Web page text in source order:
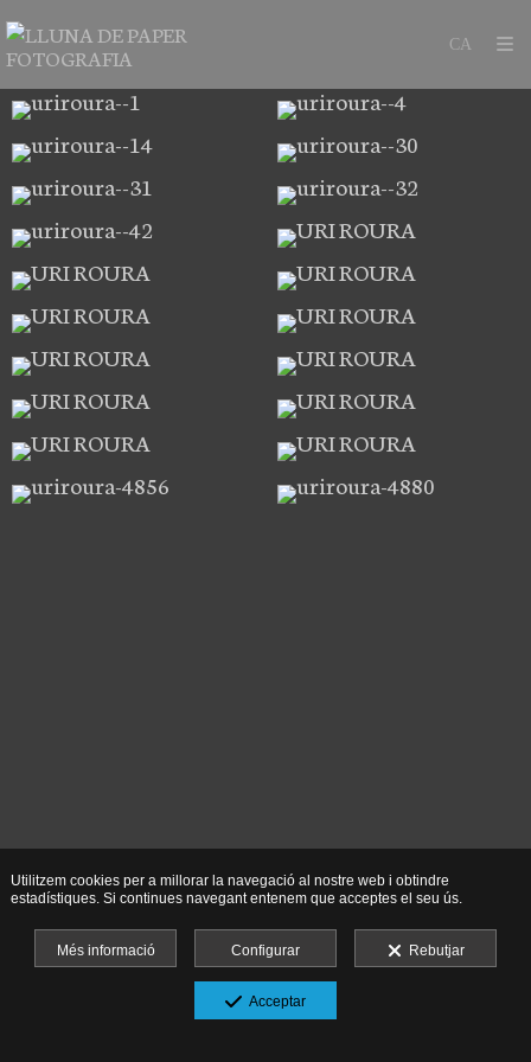
Utilitzem cookies per a millorar la navegació al nostre web i obtindre
estadístiques. Si continues navegant entenem que acceptes el seu ús.
Més informació Configurar Rebutjar
Acceptar